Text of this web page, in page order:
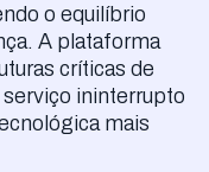
o equilíbrio
A plataforma
críticas de
ininterrupto
mais